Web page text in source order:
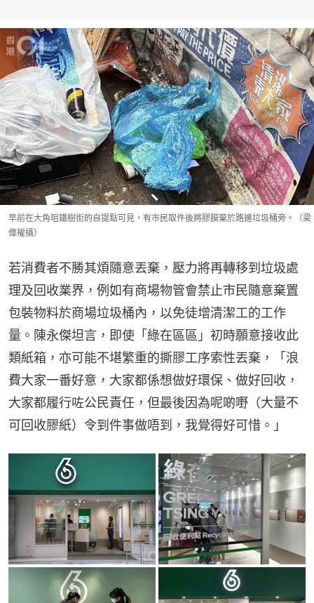
早前在大角咀鐵樹街的自提點可見，有市民取件後將膠膜棄於路邊垃圾桶旁。（梁
偉權攝）
若消費者不勝其煩隨意丟棄，壓力將再轉移到垃圾處
理及回收業界，例如有商場物管會禁止市民隨意棄置
包裝物料於商場垃圾桶內，以免徒增清潔工的工作
量。陳永傑坦言，即使「綠在區區」初時願意接收此
類紙箱，亦可能不堪繁重的撕膠工序索性丟棄，「浪
費大家一番好意，大家都係想做好環保、做好回收，
大家都履行咗公民責任，但最後因為呢啲嘢（大量不
可回收膠紙）令到件事做唔到，我覺得好可惜。」